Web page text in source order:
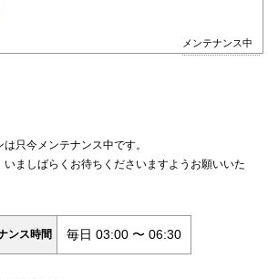
メンテナンス中
只今メンテナンス中です。
ましばらくお待ちくださいますようお願いいた
ンス時間 毎日 03:00 〜 06:30